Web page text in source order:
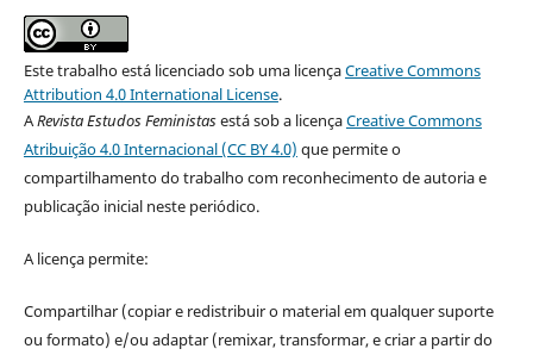
Este trabalho está licenciado sob uma licençaCreative Commons
Attribution 4.0 International License.
ARevista Estudos Feministasestá sob a licençaCreative Commons
Atribuição 4.0 Internacional (CC BY 4.0) que permite o
compartilhamento do trabalho com reconhecimento de autoria e
publicação inicial neste periódico.
A licença permite:
Compartilhar (copiar e redistribuir o material em qualquer suporte
ou formato) e/ou adaptar (remixar, transformar, e criar a partir do